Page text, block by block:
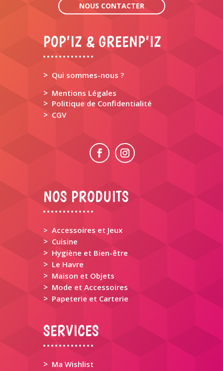
NOUS CONTACTER
POP’IZ & GREENP’IZ
> Qui sommes-nous ?
> Mentions Légales
> Politique de Confidentialité
> CGV
NOS PRODUITS
> Accessoires et Jeux
> Cuisine
> Hygiène et Bien-être
> Le Havre
> Maison et Objets
> Mode et Accessoires
> Papeterie et Carterie
SERVICES
> Ma Wishlist